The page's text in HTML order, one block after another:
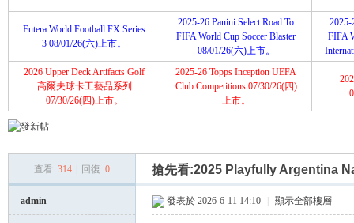
Futera World Football FX Series
3 08/01/26(六)上市。
2025-26 Panini Select Road To
FIFA World Cup Soccer Blaster
08/01/26(六)上市。
2025-
FIFA
2026 Upper Deck Artifacts Golf
高爾夫球卡工藝品系列
07/30/26(四)上市。
2025-26 Topps Inception UEFA
Club Competitions 07/30/26(四)
上市。
查看: 314 回復: 0 搶先看:2025 Playfully Argentina
admin 發表於 2026-6-11 14:10 顯示全部樓層